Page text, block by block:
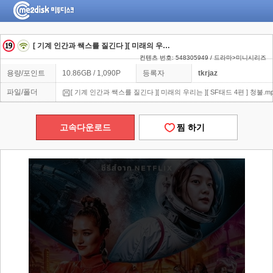
[ 기계 인간과 쌕스를 질긴다 ][ 미래의 우리는 ][ SF태드 4편 ] 청불
컨텐츠 번호: 548305949 / 드라마>미니시리즈
용량/포인트 10.86GB / 1,090P 등록자 tkrjaz
파일/폴더 [ 기계 인간과 쌕스를 질긴다 ][ 미래의 우리는 ][ SF태드 4편 ] 청불
고속다운로드 찜 하기